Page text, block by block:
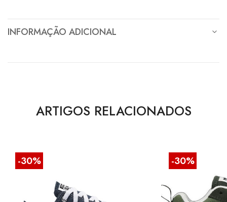
INFORMAÇÃO ADICIONAL
ARTIGOS RELACIONADOS
-30% -30%